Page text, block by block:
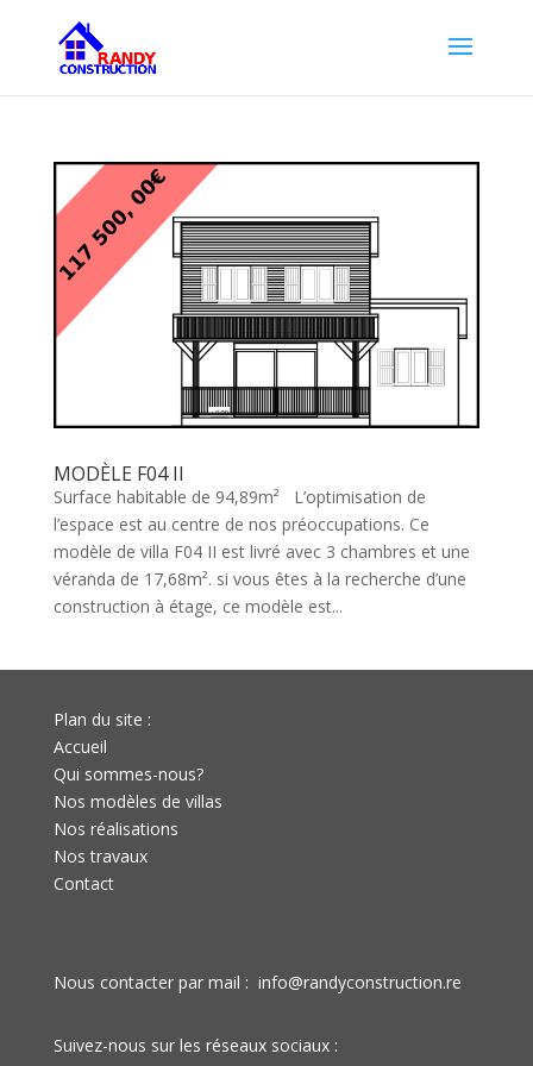
MODÈLE F04 II
Surface habitable de 94,89m² L’optimisation de
l’espace est au centre de nos préoccupations. Ce
modèle de villa F04 II est livré avec 3 chambres et une
véranda de 17,68m². si vous êtes à la recherche d’une
construction à étage, ce modèle est...
Plan du site :
Accueil
Qui sommes-nous?
Nos modèles de villas
Nos réalisations
Nos travaux
Contact
Nous contacter par mail : info@randyconstruction.re
Suivez-nous sur les réseaux sociaux :